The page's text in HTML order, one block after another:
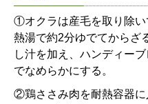
①オクラは産毛を取り除い
熱湯で約2分ゆでてからざ
し汁を加え、ハンディー
でなめらかにする。
②鶏ささみ肉を耐熱容器に